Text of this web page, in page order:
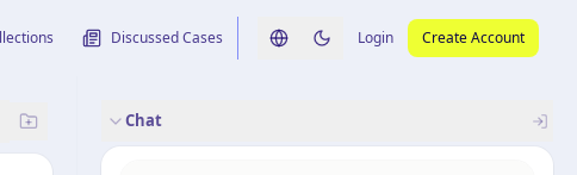
Discussed Cases Switch language
Switch to dark theme
Login Create Account
analysis
originele uitspraak
Chat